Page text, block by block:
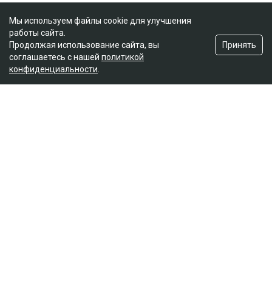
Мы используем файлы cookie для улучшения
работы сайта.
Продолжая использование сайта, вы
соглашаетесь с нашей политикой
конфиденциальности
Принять